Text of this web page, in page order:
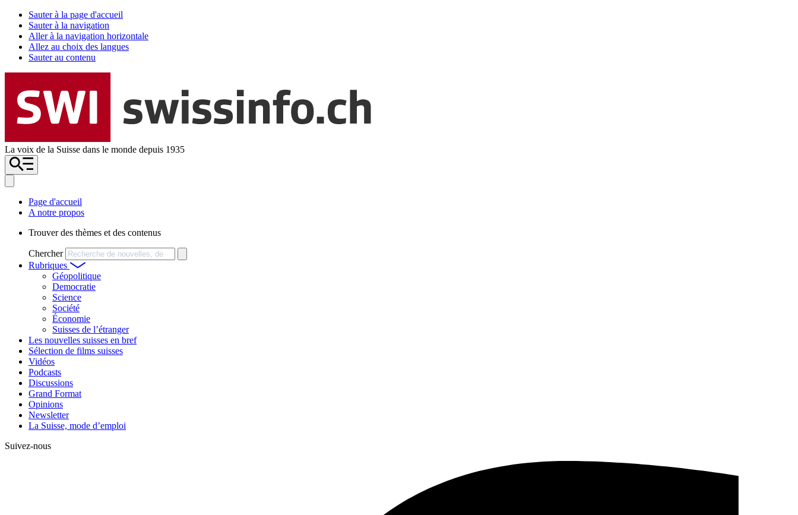
Sauter à la page d'accueil
Sauter à la navigation
Aller à la navigation horizontale
Allez au choix des langues
Sauter au contenu
La voix de la Suisse dans le monde depuis 1935
Page d'accueil
A notre propos
Trouver des thèmes et des contenus
Chercher
Rubriques
Géopolitique
Democratie
Science
Société
Économie
Suisses de l’étranger
Les nouvelles suisses en bref
Sélection de films suisses
Vidéos
Podcasts
Discussions
Grand Format
Opinions
Newsletter
La Suisse, mode d’emploi
Suivez-nous